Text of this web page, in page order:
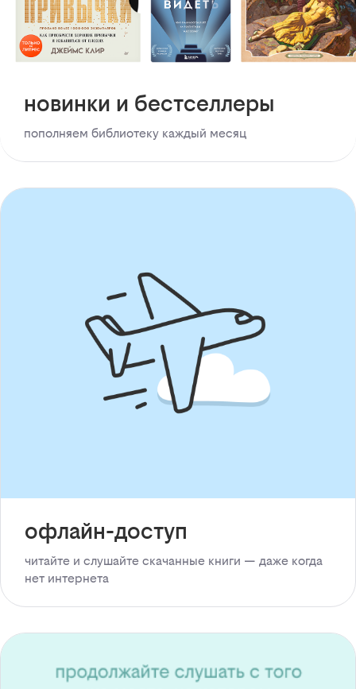
новинки и бестселлеры
пополняем библиотеку каждый месяц
офлайн-доступ
читайте и слушайте скачанные книги — даже когда
нет интернета